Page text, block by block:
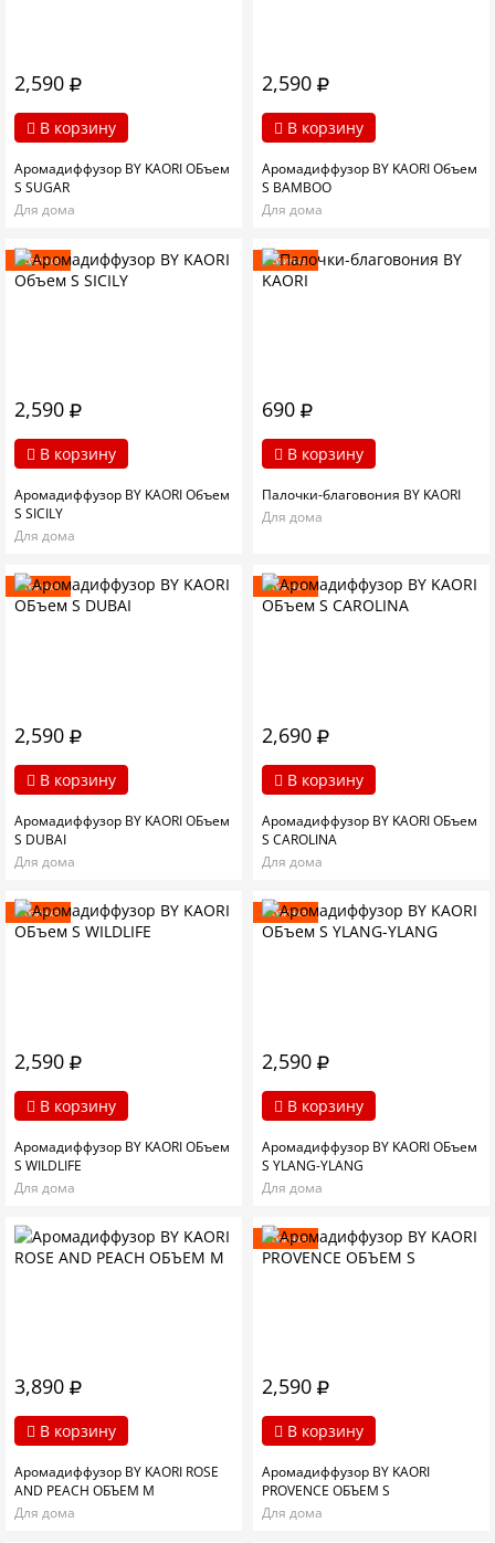
2,590
В корзину
Аромадиффузор BY KAORI ОБъем
S SUGAR
Для дома
2,590
В корзину
Аромадиффузор BY KAORI Объем
S BAMBOO
Для дома
Новинка
2,590
В корзину
Аромадиффузор BY KAORI Объем
S SICILY
Для дома
Новинка
690
В корзину
Палочки-благовония BY KAORI
Для дома
Новинка
2,590
В корзину
Аромадиффузор BY KAORI ОБъем
S DUBAI
Для дома
Новинка
2,690
В корзину
Аромадиффузор BY KAORI ОБъем
S CAROLINA
Для дома
Новинка
2,590
В корзину
Аромадиффузор BY KAORI ОБъем
S WILDLIFE
Для дома
Новинка
2,590
В корзину
Аромадиффузор BY KAORI ОБъем
S YLANG-YLANG
Для дома
3,890
В корзину
Аромадиффузор BY KAORI ROSE
AND PEACH ОБЪЕМ M
Для дома
Новинка
2,590
В корзину
Аромадиффузор BY KAORI
PROVENCE ОБЪЕМ S
Для дома